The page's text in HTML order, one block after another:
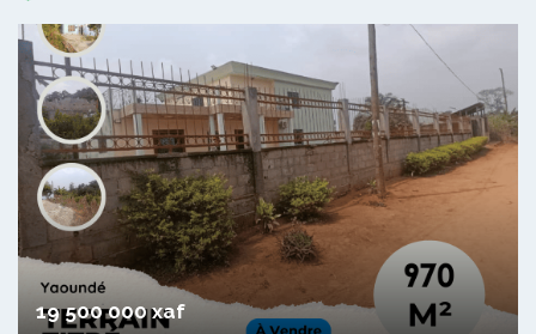
19 500 000 xaf